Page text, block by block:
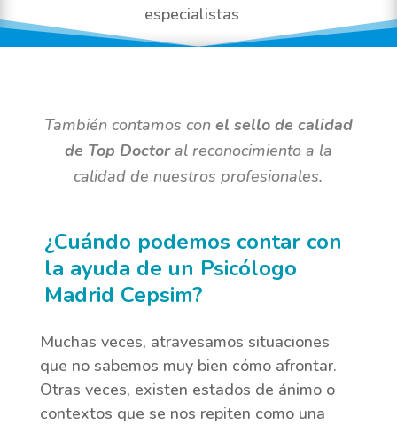
especialistas
También contamos conel sello de calidad
de Top Doctoral reconocimiento a la
calidad de nuestros profesionales.
¿Cuándo podemos contar con
la ayuda de un Psicólogo
Madrid Cepsim?
Muchas veces, atravesamos situaciones
que no sabemos muy bien cómo afrontar.
Otras veces, existen estados de ánimo o
contextos que se nos repiten como una